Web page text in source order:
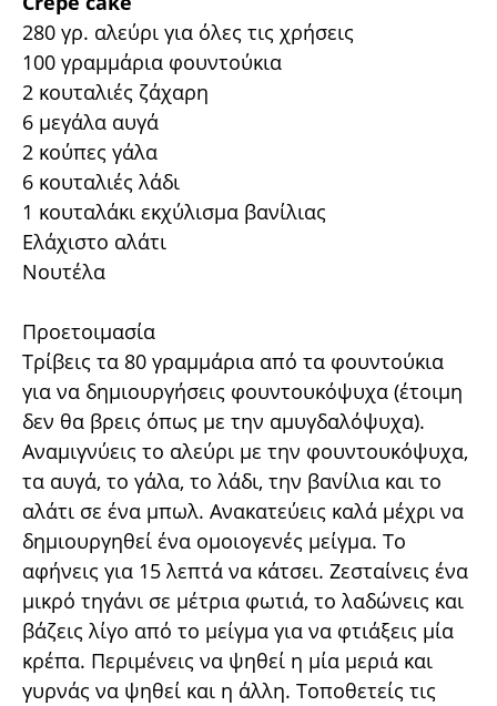
280 γρ. αλεύρι για όλες τις χρήσεις
100 γραμμάρια φουντούκια
2 κουταλιές ζάχαρη
6 μεγάλα αυγά
2 κούπες γάλα
6 κουταλιές λάδι
1 κουταλάκι εκχύλισμα βανίλιας
Ελάχιστο αλάτι
Νουτέλα
Προετοιμασία
Τρίβεις τα 80 γραμμάρια από τα φουντούκια
για να δημιουργήσεις φουντουκόψυχα (έτοιμη
δεν θα βρεις όπως με την αμυγδαλόψυχα).
Αναμιγνύεις το αλεύρι με την φουντουκόψυχα,
τα αυγά, το γάλα, το λάδι, την βανίλια και το
αλάτι σε ένα μπωλ. Ανακατεύεις καλά μέχρι να
δημιουργηθεί ένα ομοιογενές μείγμα. Το
αφήνεις για 15 λεπτά να κάτσει. Ζεσταίνεις ένα
μικρό τηγάνι σε μέτρια φωτιά, το λαδώνεις και
βάζεις λίγο από το μείγμα για να φτιάξεις μία
κρέπα. Περιμένεις να ψηθεί η μία μεριά και
γυρνάς να ψηθεί και η άλλη. Τοποθετείς τις